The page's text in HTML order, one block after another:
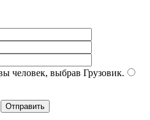
человек, выбрав Грузовик.